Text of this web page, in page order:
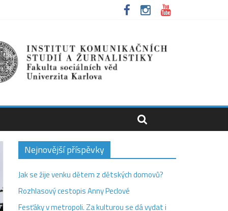
Nejnovější příspěvky
Jak se žije venku dětem z dětských domovů?
Rozhlasový cestopis Anny Peclové
Fesťáky v metropoli. Za kulturou se dá vydat i